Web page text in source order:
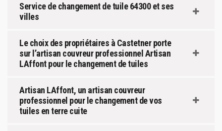
Service de changement de tuile 64300 et ses
villes
Le choix des propriétaires à Castetner porte
sur l’artisan couvreur professionnel Artisan
LAffont pour le changement de tuiles
Artisan LAffont, un artisan couvreur
professionnel pour le changement de vos
tuiles en terre cuite